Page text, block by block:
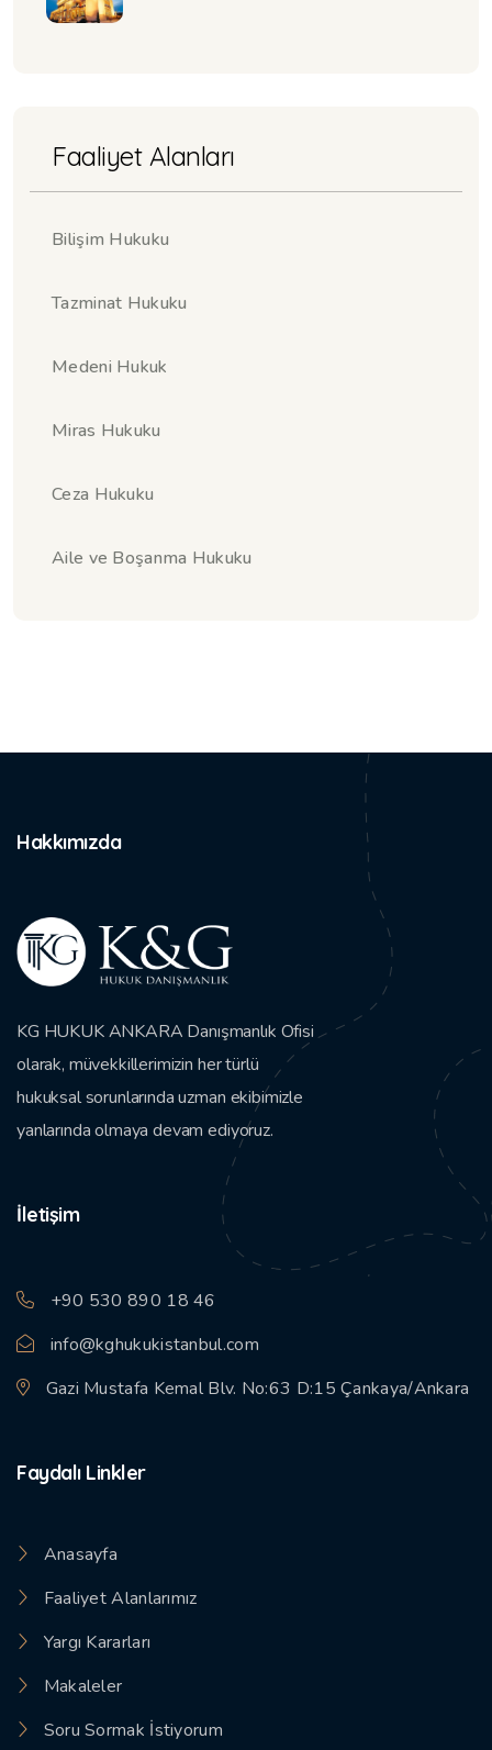
Faaliyet Alanları
Bilişim Hukuku
Tazminat Hukuku
Medeni Hukuk
Miras Hukuku
Ceza Hukuku
Aile ve Boşanma Hukuku
Hakkımızda
KG HUKUK ANKARA Danışmanlık Ofisi
olarak, müvekkillerimizin her türlü
hukuksal sorunlarında uzman ekibimizle
yanlarında olmaya devam ediyoruz.
İletişim
+90 530 890 18 46
info@kghukukistanbul.com
Gazi Mustafa Kemal Blv. No:63 D:15 Çankaya/Ankara
Faydalı Linkler
Anasayfa
Faaliyet Alanlarımız
Yargı Kararları
Makaleler
Soru Sormak İstiyorum